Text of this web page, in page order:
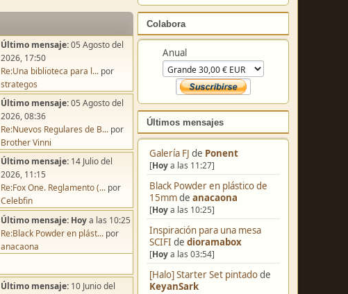
Colabora
Anual
Últimos mensajes
Galería FJ de Ponent
[Hoya las 11:27]
Black Powder en plástico de
15mmde anacaona
[Hoya las 10:25]
Inspiración para una mesa
SCIFI de dioramabox
[Hoya las 03:54]
[Halo] Starter Set pintadode
KeyanSark
Último mensaje:05 Agosto del
2026, 17:50
Re:Una biblioteca para l... por
strategos
Último mensaje:05 Agosto del
2026, 08:36
Re:Nuevos Regulares de B... por
Brother Vinni
Último mensaje: 14 Julio del
2026, 11:15
Re:Fox One. Reglamento (... por
Celebfin
Último mensaje: Hoya las 10:25
Re:Black Powder en plást... por
anacaona
Último mensaje: 10 Junio del